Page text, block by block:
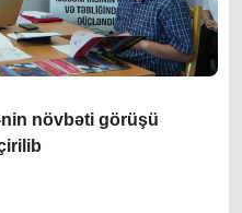
növbəti görüşü